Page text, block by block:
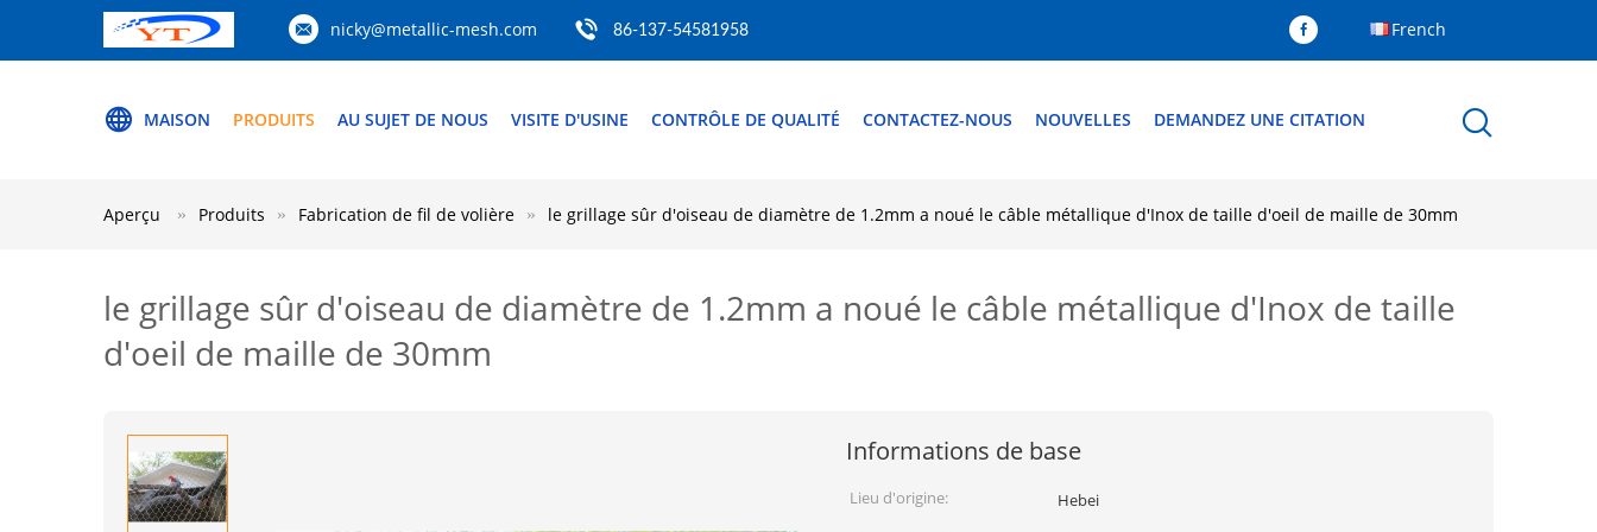
nicky@metallic-mesh.com 86-137-54581958 French
MAISON PRODUITS AU SUJET DE NOUS VISITE D'USINE CONTRÔLE DE QUALITÉ CONTACTEZ-NOUS NOUVELLES DEMANDEZ UNE CITATION
Aperçu Produits Fabrication de fil de volière le grillage sûr d'oiseau de diamètre de 1.2mm a noué le câble métallique d'Inox de taille d'oeil de maille de 30mm
le grillage sûr d'oiseau de diamètre de 1.2mm a noué le câble métallique d'Inox de taille
d'oeil de maille de 30mm
Informations de base
Lieu d'origine:
Hebei